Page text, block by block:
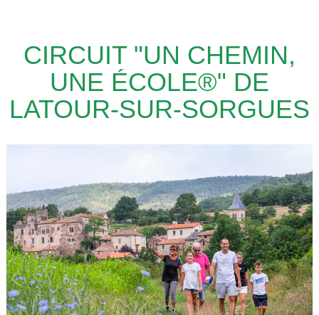
CIRCUIT "UN CHEMIN,
UNE ÉCOLE®" DE
LATOUR-SUR-SORGUES